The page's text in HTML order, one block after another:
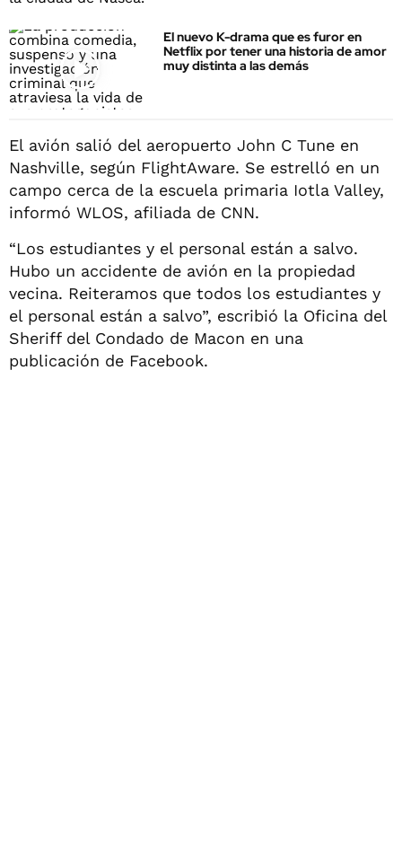
El nuevo K-drama que es furor en
Netflix por tener una historia de amor
muy distinta a las demás
El avión salió del aeropuerto John C Tune en
Nashville, según FlightAware. Se estrelló en un
campo cerca de la escuela primaria Iotla Valley,
informó WLOS, afiliada de CNN.
“Los estudiantes y el personal están a salvo.
Hubo un accidente de avión en la propiedad
vecina. Reiteramos que todos los estudiantes y
el personal están a salvo”, escribió la Oficina del
Sheriff del Condado de Macon en una
publicación de Facebook.